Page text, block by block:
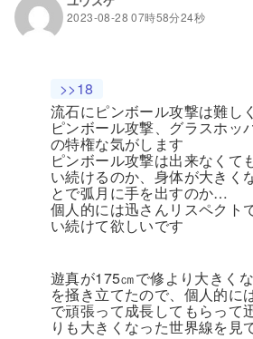
2023-08-28 07時58分24秒
>>18
流石にピンボール攻撃は難し
ピンボール攻撃、グラスホッ
の特権な気がします
ピンボール攻撃は出来なくて
い続けるのか、身体が大きく
とで弧月に手を出すのか…
個人的には迅さんリスペクト
い続けて欲しいです
遊真が175㎝で修より大きく
を掻き立てたので、個人的に
で頑張って成長してもらって
りも大きくなった世界線を見